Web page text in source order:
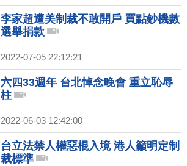
李家超遭美制裁不敢開戶 買點鈔機數
選舉捐款
2022-07-05 22:12:21
六四33週年 台北悼念晚會 重立恥辱
柱
2022-06-03 12:42:00
台立法禁人權惡棍入境 港人籲明定制
裁標準